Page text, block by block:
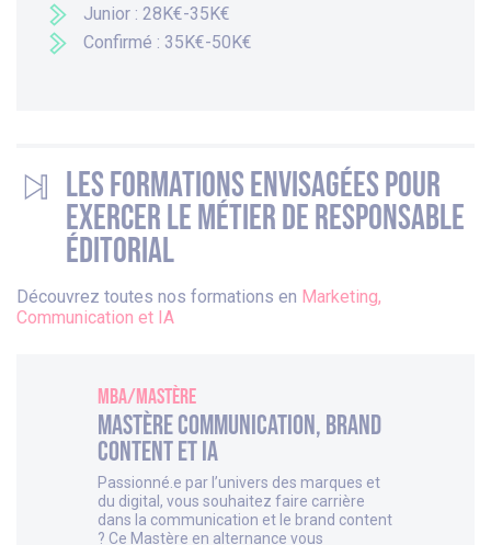
Junior : 28K€-35K€
Confirmé : 35K€-50K€
Les formations envisagées pour
exercer le métier de Responsable
éditorial
Découvrez toutes nos formations en Marketing,
Communication et IA
MBA/Mastère
Mastère Communication, Brand
Content et IA
Passionné.e par l’univers des marques et
du digital, vous souhaitez faire carrière
dans la communication et le brand content
? Ce Mastère en alternance vous